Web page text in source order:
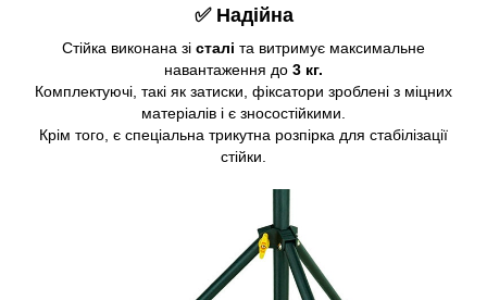
✅ Надійна
Стійка виконана зі сталі та витримує максимальне
навантаження до 3 кг.
Комплектуючі, такі як затиски, фіксатори зроблені з міцних
матеріалів і є зносостійкими.
Крім того, є спеціальна трикутна розпірка для стабілізації
стійки.